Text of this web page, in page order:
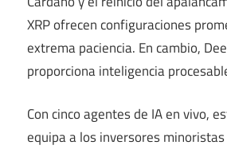
XRP ofrecen configuraciones
extrema paciencia. En cambio,
proporciona inteligencia
Con cinco agentes de IA en vivo,
equipa a los inversores